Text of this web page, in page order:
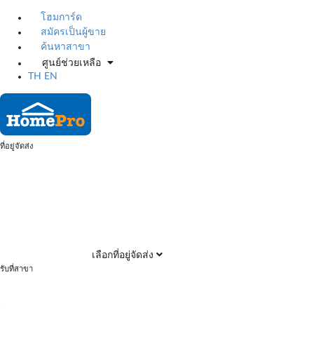
โฮมการ์ด
สมัครเป็นผู้ขาย
ค้นหาสาขา
ศูนย์ช่วยเหลือ
TH
EN
ที่อยู่จัดส่ง
เลือกที่อยู่จัดส่ง
รับที่สาขา